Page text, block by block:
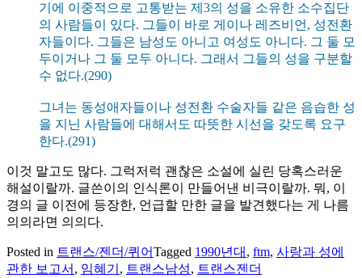
기에 이중적으로 고통받는 제3의 성을 소유한 소수집단
의 사람들이 있다. 그들이 바로 게이나 레즈비언, 성전환
자들이다. 그들은 남성도 아니고 여성도 아니다. 그 둘 모
두이거나 그 둘 모두 아니다. 그래서 그들의 성을 구분할
수 없다.(290)
그녀는 동성애자들이나 성전환 수술자들 같은 음습한 성
을 지닌 사람들에 대해서도 따뜻한 시선을 갖도록 요구
한다.(291)
이것 말고도 많다. 그럭저럭 괜찮은 소설에 실린 당혹스러운
해설이랄까. 글쓴이의 인식론이 만들어낸 비극이랄까. 뭐, 이
경의 글 이전에 등장한, 언급할 만한 글을 발견했다는 게 나름
의의라면 의의다.
Posted in 트랜스/젠더/퀴어Tagged 1990년대 , ftm, 사랑과 성에
관한 보고서 , 임혜기 , 트랜스남성, 트랜스젠더